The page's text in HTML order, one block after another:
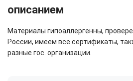
описанием
Материалы гипоаллергенны,
России, имеем все сертификаты,
разные гос. организации.